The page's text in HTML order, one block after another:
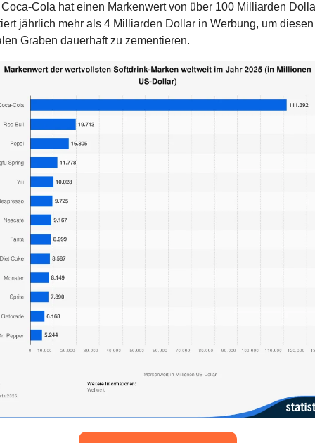
Cola hat einen Markenwert von über 100 Milliarden
jährlich mehr als 4 Milliarden Dollar in Werbung, um diesen
Graben dauerhaft zu zementieren.